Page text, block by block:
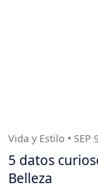
Vida y Estilo • SEP
5 datos
Belleza